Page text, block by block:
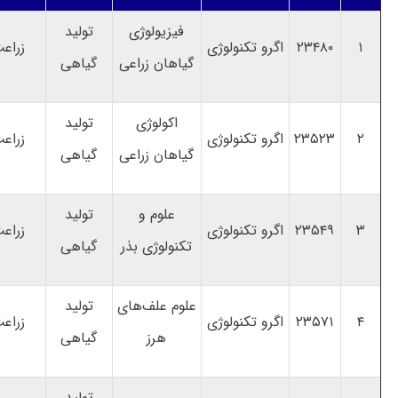
۱ ۲۳۴۸۰ اگرو تکنولوژی
فیزیولوژی
گیاهان زراعی
تولید
گیاهی
۲ ۲۳۵۲۳ اگرو تکنولوژی
اکولوژی
گیاهان زراعی
تولید
گیاهی
۳ ۲۳۵۴۹ اگرو تکنولوژی
علوم و
تکنولوژی بذر
تولید
گیاهی
۴ ۲۳۵۷۱ اگرو تکنولوژی
علوم علف‌های
هرز
تولید
گیاهی